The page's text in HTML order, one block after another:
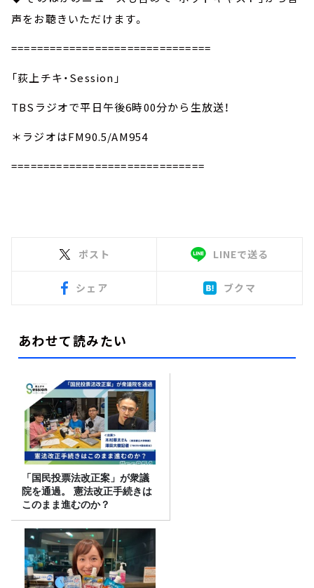
声をお聴きいただけます。
===============================
「荻上チキ・Session」
TBSラジオで平日午後6時00分から生放送！
＊ラジオはFM90.5/AM954
==============================
ポスト LINEで送る
シェア ブクマ
あわせて読みたい
「国民投票法改正案」が衆議
院を通過。 憲法改正手続きは
このまま進むのか？